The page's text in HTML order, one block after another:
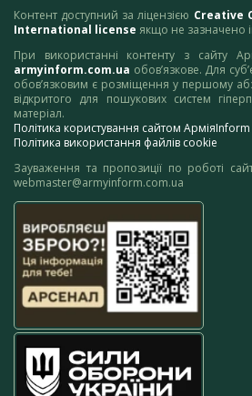
Контент доступний за ліцензією Creative
International license якщо не зазначено
При використанні контенту з сайту
armyinform.com.ua обов’язкове. Для
обов’язковим є розміщення у першому
відкритого для пошукових систем
матеріал.
Політика користування сайтом АрміяInform
Політика використання файлів cookie
Зауваження та пропозиції по роботі
webmaster@armyinform.com.ua